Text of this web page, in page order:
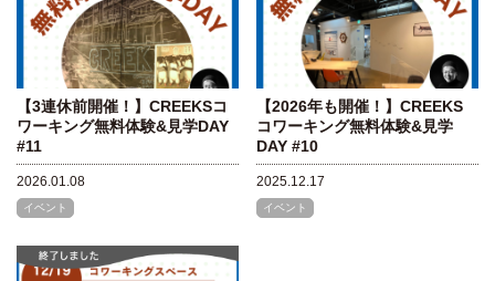
【3連休前開催！】CREEKSコ
ワーキング無料体験&見学DAY
#11
2026.01.08
イベント
【2026年も開催！】CREEKS
コワーキング無料体験&見学
DAY #10
2025.12.17
イベント